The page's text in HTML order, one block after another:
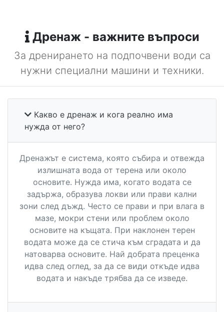
Дренаж - важните въпроси
За дренирането на подпочвени води са
нужни специални машини и техники.
Какво е дренаж и кога реално има
нужда от него?
Дренажът е система, която събира и отвежда
излишната вода от терена или около
основите. Нужда има, когато водата се
задържа, образува локви или прави кални
зони след дъжд. Често се прави и при влага в
мазе, мокри стени или проблем около
основите на къщата. При наклонен терен
водата може да се стича към сградата и да
натоварва основите. Най добрата преценка
идва след оглед, за да се види откъде идва
водата и накъде трябва да се изведе.